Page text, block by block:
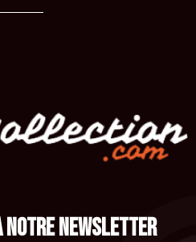
NEWSLETTER